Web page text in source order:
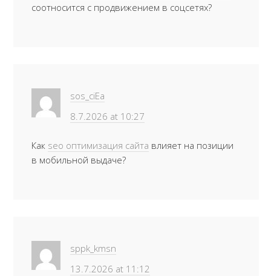
соотносится с продвижением в соцсетях?
sos_ciEa
8.7.2026 at 10:27
Как seo оптимизация сайта влияет на позиции
в мобильной выдаче?
sppk_kmsn
13.7.2026 at 11:12